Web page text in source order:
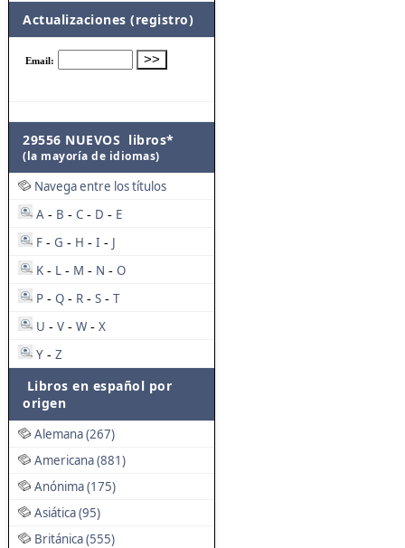
Actualizaciones (registro)
29556 NUEVOS libros*
(la mayoría de idiomas)
Navega entre los títulos
A - B - C - D - E
F - G - H - I - J
K - L - M - N - O
P - Q - R - S - T
U - V - W - X
Y - Z
Libros en español por
origen
Alemana (267)
Americana (881)
Anónima (175)
Asiática (95)
Británica (555)